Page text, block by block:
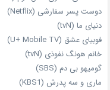
دوست‌ پسر سفارشی (Netflix)
دنیای ما (tvN)
فوبیای عشق (U+ Mobile TV)
خانم هونگ نفوذی (tvN)
گومیهو بی دم (SBS)
ماری و سه پدرش (KBS1)